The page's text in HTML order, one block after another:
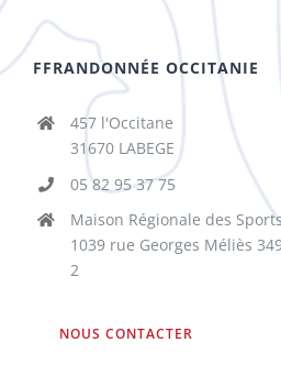
FFRANDONNÉE OCCITANIE
457 l'Occitane
31670 LABEGE
05 82 95 37 75
Maison Régionale des
1039 rue Georges Méliès
2
NOUS CONTACTER